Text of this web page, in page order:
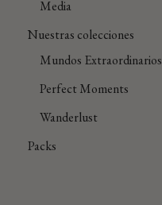
Media
Nuestras colecciones
Mundos Extraordinarios
Perfect Moments
Wanderlust
Packs